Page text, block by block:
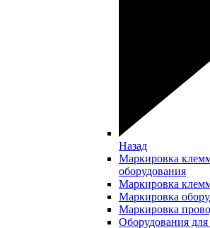
Назад
Маркировка
оборудования
Маркировка
Маркировка
Маркировка
Оборудования